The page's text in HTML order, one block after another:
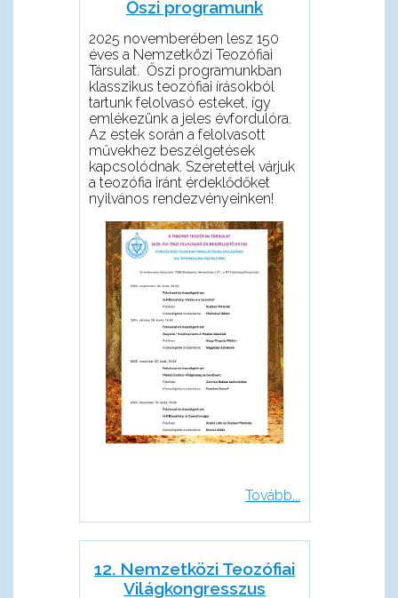
Őszi programunk
2025 novemberében lesz 150
éves a Nemzetközi Teozófiai
Társulat. Őszi programunkban
klasszikus teozófiai írásokból
tartunk felolvasó esteket, így
emlékezünk a jeles évfordulóra.
Az estek során a felolvasott
művekhez beszélgetések
kapcsolódnak. Szeretettel várjuk
a teozófia iránt érdeklődőket
nyilvános rendezvényeinken!
Tovább...
12. Nemzetközi Teozófiai
Világkongresszus